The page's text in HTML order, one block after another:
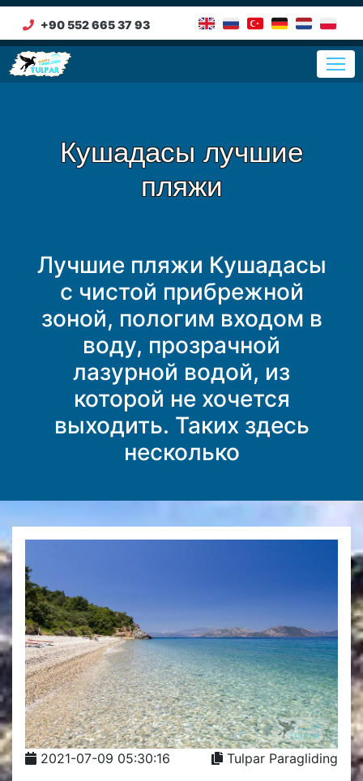
+90 552 665 37 93
Кушадасы лучшие
пляжи
Лучшие пляжи Кушадасы
с чистой прибрежной
зоной, пологим входом в
воду, прозрачной
лазурной водой, из
которой не хочется
выходить. Таких здесь
несколько
2021-07-09 05:30:16
Tulpar Paragliding